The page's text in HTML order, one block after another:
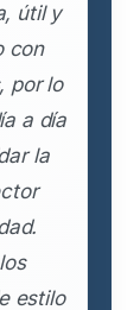
útil y
con
por lo
a día
la
estilo